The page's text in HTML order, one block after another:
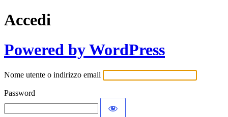
Accedi
Powered by WordPress
Nome utente o indirizzo email
Password